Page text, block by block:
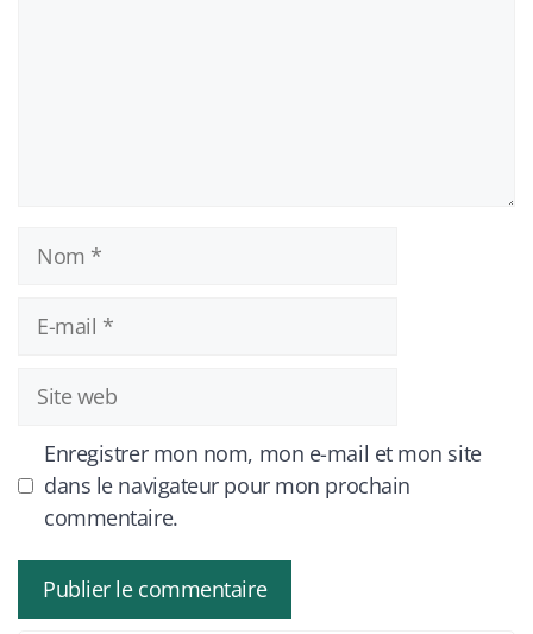
Nom
Site
Enregistrer mon nom, mon e-mail et mon site
dans le navigateur pour mon prochain
commentaire.